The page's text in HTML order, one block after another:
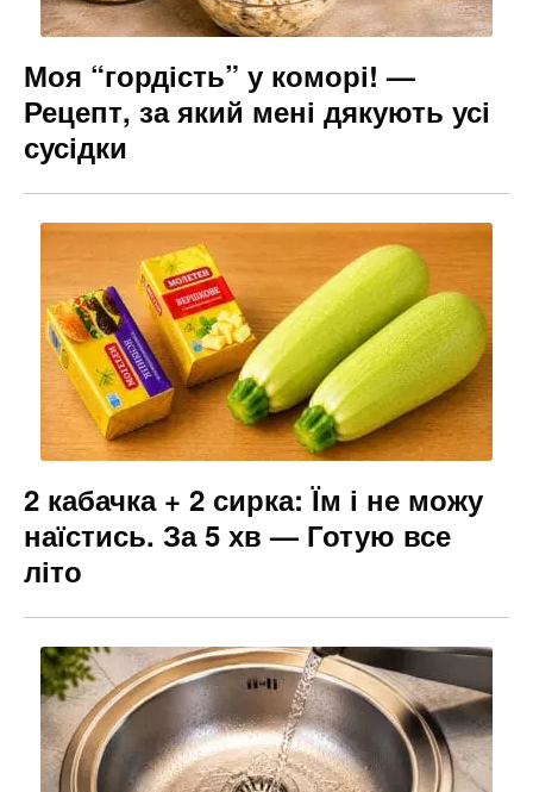
Моя “гордість” у коморі! —
Рецепт, за який мені дякують усі
сусідки
2 кабачка + 2 сирка: Їм і не можу
наїстись. За 5 хв — Готую все
літо